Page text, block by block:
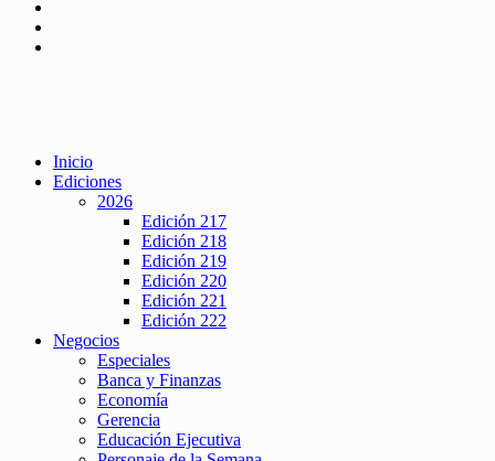
Inicio
Ediciones
2026
Edición 217
Edición 218
Edición 219
Edición 220
Edición 221
Edición 222
Negocios
Especiales
Banca y Finanzas
Economía
Gerencia
Educación Ejecutiva